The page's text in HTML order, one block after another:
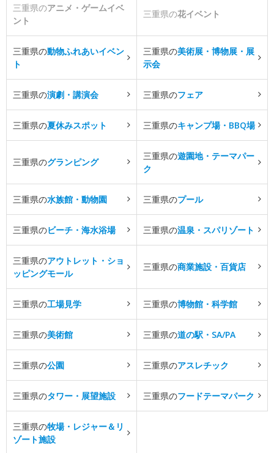
三重県のアニメ・ゲームイベ
ント
三重県の花イベント
三重県の動物ふれあいイベン
ト
三重県の美術展・博物展・展
示会
三重県の演劇・講演会 三重県のフェア
三重県の夏休みスポット 三重県のキャンプ場・BBQ場
三重県のグランピング
三重県の遊園地・テーマパー
ク
三重県の水族館・動物園 三重県のプール
三重県のビーチ・海水浴場 三重県の温泉・スパリゾート
三重県のアウトレット・ショ
ッピングモール
三重県の商業施設・百貨店
三重県の工場見学 三重県の博物館・科学館
三重県の美術館 三重県の道の駅・SA/PA
三重県の公園 三重県のアスレチック
三重県のタワー・展望施設 三重県のフードテーマパーク
三重県の牧場・レジャー＆リ
ゾート施設